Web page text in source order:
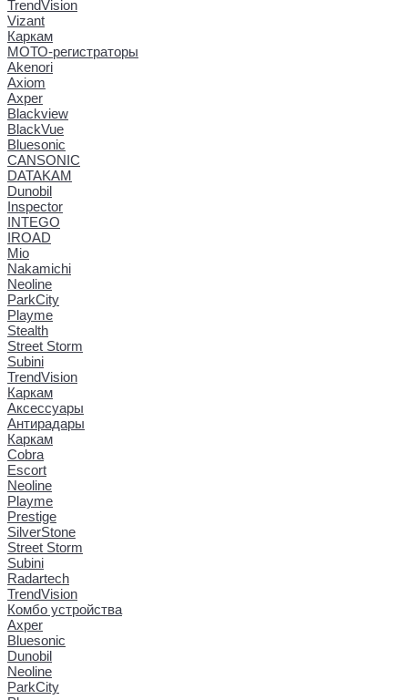
TrendVision
Vizant
Каркам
МОТО-регистраторы
Akenori
Axiom
Axper
Blackview
BlackVue
Bluesonic
CANSONIC
DATAKAM
Dunobil
Inspector
INTEGO
IROAD
Mio
Nakamichi
Neoline
ParkCity
Playme
Stealth
Street Storm
Subini
TrendVision
Каркам
Аксессуары
Антирадары
Каркам
Cobra
Escort
Neoline
Playme
Prestige
SilverStone
Street Storm
Subini
Radartech
TrendVision
Комбо устройства
Axper
Bluesonic
Dunobil
Neoline
ParkCity